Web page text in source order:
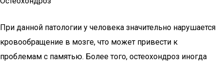
При данной патологии у человека значительно нарушается
кровообращение в мозге, что может привести к
проблемам с памятью. Более того, остеохондроз иногда